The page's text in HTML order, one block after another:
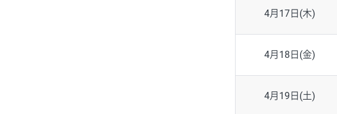
4月17日(木)
4月18日(金)
4月19日(土)